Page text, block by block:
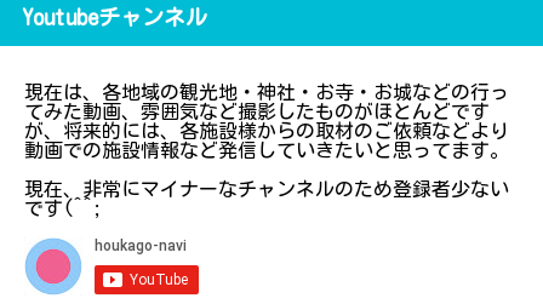
Youtubeチャンネル
現在は、各地域の観光地・神社・お寺・お城などの行っ
てみた動画、雰囲気など撮影したものがほとんどです
が、将来的には、各施設様からの取材のご依頼などより
動画での施設情報など発信していきたいと思ってます。
現在、非常にマイナーなチャンネルのため登録者少ない
です(^^;